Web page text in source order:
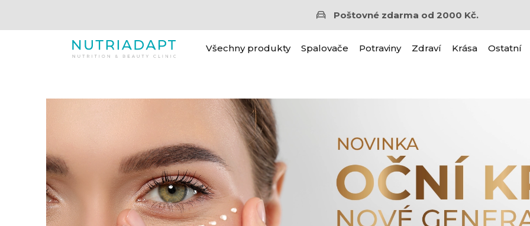
Poštovné zdarma od 2000 Kč.
Všechny produkty Spalovače Potraviny Zdraví Krása Ostatní